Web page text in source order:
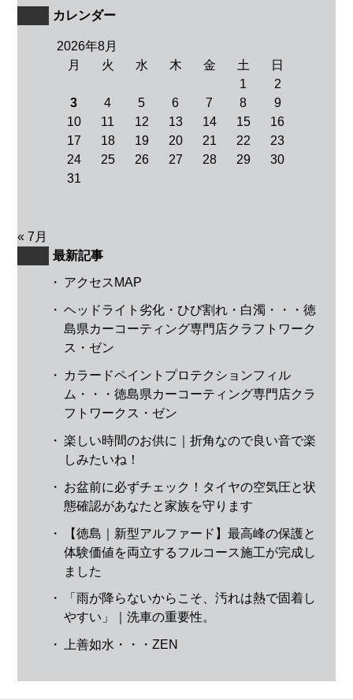
カレンダー
2026年8月
月
火 水 木 金 土
日
1
2
3
4 5 6 7 8
9
10
11 12 13 14 15
16
17
18 19 20 21 22
23
24
25 26 27 28 29
30
31
« 7月
最新記事
・ アクセスMAP
・ ヘッドライト劣化・ひび割れ・白濁・・・徳
島県カーコーティング専門店クラフトワーク
ス・ゼン
・
カラードペイントプロテクションフィル
ム・・・徳島県カーコーティング専門店クラ
フトワークス・ゼン
・ 楽しい時間のお供に｜折角なので良い音で楽
しみたいね！
・ お盆前に必ずチェック！タイヤの空気圧と状
態確認があなたと家族を守ります
・
【徳島｜新型アルファード】最高峰の保護と
体験価値を両立するフルコース施工が完成し
ました
・
「雨が降らないからこそ、汚れは熱で固着し
やすい」｜洗車の重要性。
・ 上善如水・・・ZEN